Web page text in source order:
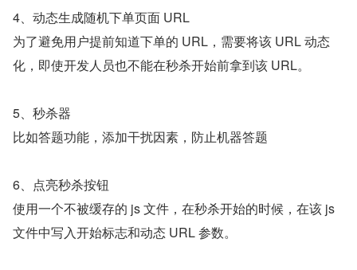
4、动态生成随机下单页面 URL
为了避免用户提前知道下单的 URL，需要将该 URL 动态
化，即使开发人员也不能在秒杀开始前拿到该 URL。
5、秒杀器
比如答题功能，添加干扰因素，防止机器答题
6、点亮秒杀按钮
使用一个不被缓存的 js 文件，在秒杀开始的时候，在该 js
文件中写入开始标志和动态 URL 参数。